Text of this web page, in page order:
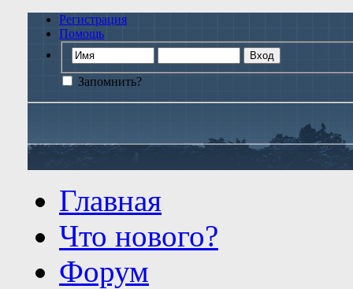
Регистрация
Помощь
Запомнить?
Главная
Что нового?
Форум